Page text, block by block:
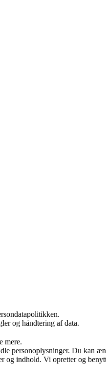
og håndtering af data.
mere.
personoplysninger. Du kan
og indhold. Vi opretter og